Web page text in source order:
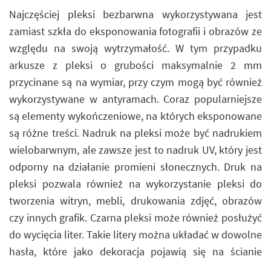
Najczęściej pleksi bezbarwna wykorzystywana jest
zamiast szkła do eksponowania fotografii i obrazów ze
względu na swoją wytrzymałość. W tym przypadku
arkusze z pleksi o grubości maksymalnie 2 mm
przycinane są na wymiar, przy czym mogą być również
wykorzystywane w antyramach. Coraz popularniejsze
są elementy wykończeniowe, na których eksponowane
są różne treści. Nadruk na pleksi może być nadrukiem
wielobarwnym, ale zawsze jest to nadruk UV, który jest
odporny na działanie promieni słonecznych. Druk na
pleksi pozwala również na wykorzystanie pleksi do
tworzenia witryn, mebli, drukowania zdjęć, obrazów
czy innych grafik. Czarna pleksi może również posłużyć
do wycięcia liter. Takie litery można układać w dowolne
hasła, które jako dekoracja pojawią się na ścianie